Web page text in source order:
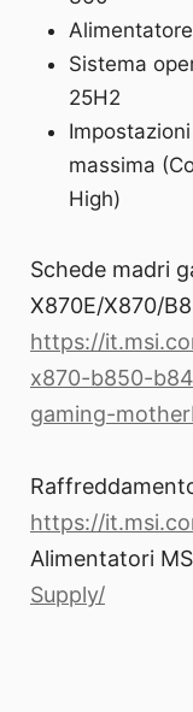
Sistema
25H2
massima
High)
Schede madri
X870E/X870/
https://
x870-b850-
gaming-
https://
Alimentatori
Supply/